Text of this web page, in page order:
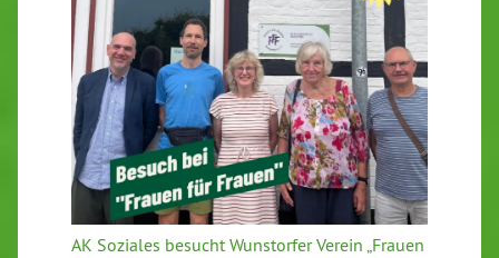
AK Soziales besucht Wunstorfer Verein „Frauen